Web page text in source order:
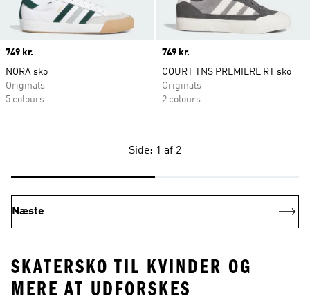
Price
749 kr.
NORA sko
Originals
5 colours
Price
749 kr.
COURT TNS PREMIERE RT sko
Originals
2 colours
Side: 1 af 2
Næste
SKATERSKO TIL KVINDER OG
MERE AT UDFORSKES